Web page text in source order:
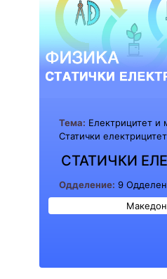
Тема: Електрицитет и
Статички електрицитет
СТАТИЧКИ
Одделение: 9